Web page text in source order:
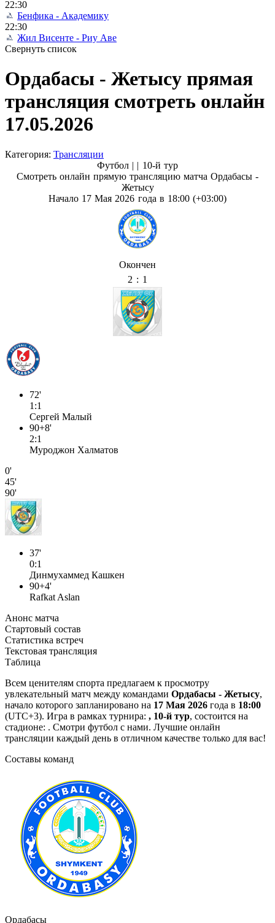
22:30
Бенфика - Академику
22:30
Жил Висенте - Риу Аве
Свернуть список
Ордабасы - Жетысу прямая
трансляция смотреть онлайн
17.05.2026
Категория: Трансляции
Футбол | | 10-й тур
Смотреть онлайн прямую трансляцию матча Ордабасы -
Жетысу
Начало 17 Мая 2026 года в 18:00 (+03:00)
Окончен
2 : 1
72'
1:1
Сергей Малый
90+8'
2:1
Муроджон Халматов
0'
45'
90'
37'
0:1
Динмухаммед Кашкен
90+4'
Rafkat Aslan
Анонс матча
Стартовый состав
Статистика встреч
Текстовая трансляция
Таблица
Всем ценителям спорта предлагаем к просмотру
увлекательный матч между командами Ордабасы - Жетысу,
начало которого запланировано на 17 Мая 2026 года в 18:00
(UTC+3). Игра в рамках турнира: , 10-й тур, состоится на
стадионе: . Смотри футбол с нами. Лучшие онлайн
трансляции каждый день в отличном качестве только для вас!
Составы команд
Ордабасы